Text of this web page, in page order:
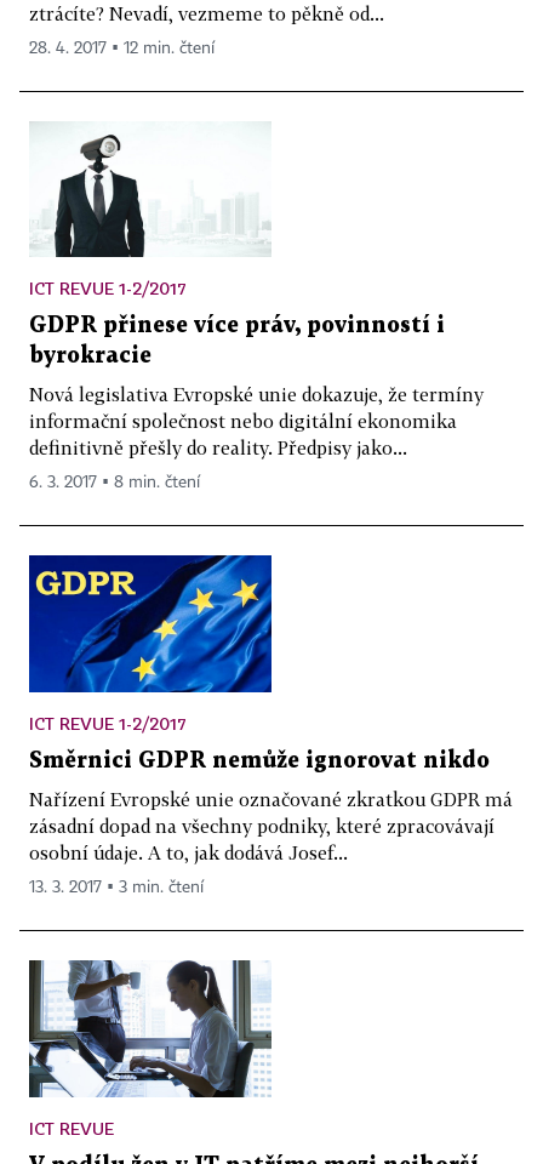
ztrácíte? Nevadí, vezmeme to pěkně od...
28. 4. 2017 ▪ 12 min. čtení
ICT REVUE 1-2/2017
GDPR přinese více práv, povinností i
byrokracie
Nová legislativa Evropské unie dokazuje, že termíny
informační společnost nebo digitální ekonomika
definitivně přešly do reality. Předpisy jako...
6. 3. 2017 ▪ 8 min. čtení
ICT REVUE 1-2/2017
Směrnici GDPR nemůže ignorovat nikdo
Nařízení Evropské unie označované zkratkou GDPR má
zásadní dopad na všechny podniky, které zpracovávají
osobní údaje. A to, jak dodává Josef...
13. 3. 2017 ▪ 3 min. čtení
ICT REVUE